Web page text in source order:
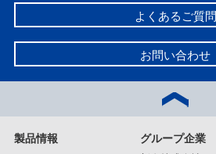
よくあるご質問
お問い合わせ
製品情報 グループ企業